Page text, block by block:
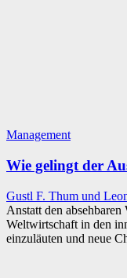
Management
Wie gelingt der
Gustl F. Thum und
Anstatt den
Weltwirtschaft in den
einzuläuten und neue